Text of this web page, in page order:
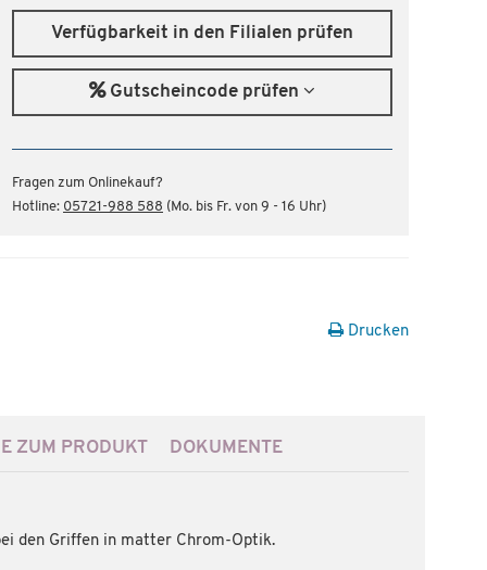
Verfügbarkeit in den Filialen prüfen
Gutscheincode prüfen
Fragen zum Onlinekauf?
Hotline: 05721-988 588 (Mo. bis Fr. von 9 - 16 Uhr)
Drucken
ZUM PRODUKT DOKUMENTE
den Griffen in matter Chrom-Optik.